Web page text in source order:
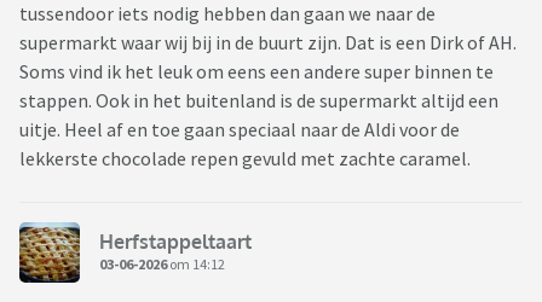
tussendoor iets nodig hebben dan gaan we naar de
supermarkt waar wij bij in de buurt zijn. Dat is een Dirk of AH.
Soms vind ik het leuk om eens een andere super binnen te
stappen. Ook in het buitenland is de supermarkt altijd een
uitje. Heel af en toe gaan speciaal naar de Aldi voor de
lekkerste chocolade repen gevuld met zachte caramel.
Herfstappeltaart
03-06-2026om 14:12